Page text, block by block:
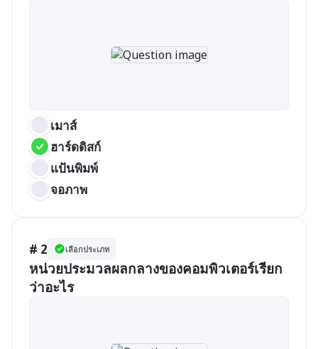
เมาส์
ฮาร์ดดิสก์
แป้นพิมพ์
จอภาพ
# 2 เลือกประเภท
หน่วยประมวลผลกลางของคอมพิวเตอร์เรียก
ว่าอะไร